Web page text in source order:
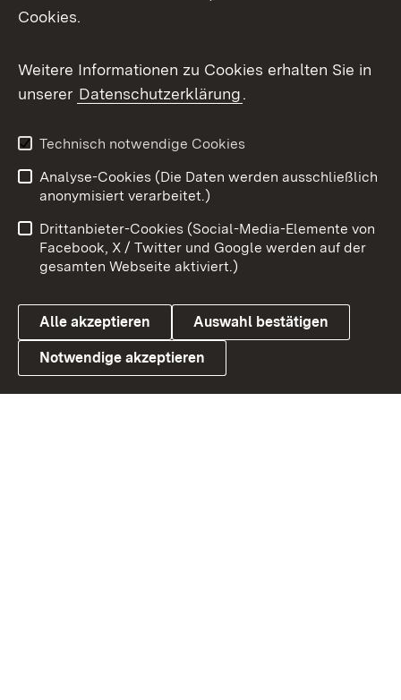
Messenger
Social Wall
X / Twitter
Youtube
Link zum Landesportal
Benutzungshinweise
Barrierefreiheit
Datenschutz
Cookies
Cookies.
Weitere Informationen zu Cookies erhalten Sie in
unserer Datenschutzerklärung.
Technisch notwendige Cookies
Analyse-Cookies (Die Daten werden ausschließlich
anonymisiert verarbeitet.)
Drittanbieter-Cookies (Social-Media-Elemente von
Facebook, X / Twitter und Google werden auf der
gesamten Webseite aktiviert.)
Alle akzeptieren Auswahl bestätigen
Notwendige akzeptieren